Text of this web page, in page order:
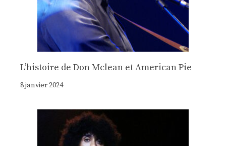
Lʼhistoire de Don Mclean et American Pie
8 janvier 2024